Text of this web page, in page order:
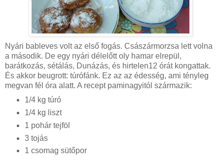
Nyári bableves volt az első fogás. Császármorzsa lett volna
a második. De egy nyári délelőtt oly hamar elrepül,
barátkozás, sétálás, Dunázás, és hirtelen12 órát kongattak.
És akkor beugrott: túrófánk. Ez az az édesség, ami tényleg
megvan fél óra alatt. A recept paminagyitól származik:
1/4 kg túró
1/4 kg liszt
1 pohár tejföl
3 tojás
1 csomag sütőpor